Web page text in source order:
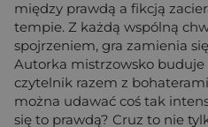
między prawdą a fikcją
tempie. Z każdą wspólną
spojrzeniem, gra zamienia
Autorka mistrzowsko buduje
czytelnik razem z
można udawać coś tak
się to prawdą? Cruz to nie